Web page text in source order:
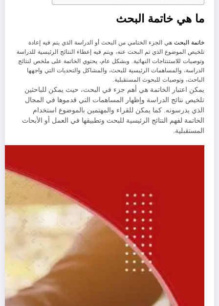
ما هي خاتمة البحث
خاتمة البحث هي الجزء الختامي من البحث أو الدراسة الذي يتم فيه إعادة
تلخيص الموضوع الذي تم البحث عنه، ويتم فيه إعطاء النتائج الرئيسية للدراسة
وتوصيات للاستنتاجات النهائية. وبشكل عام، يحتوي الخاتمة على ملخص لنتائج
الدراسة، والمساهمات الرئيسية للبحث، والمشاكل والتحديات التي واجهها
الباحث، وتوصيات للبحوث المستقبلية.
يمكن اعتبار الخاتمة هي أهم جزء في البحث، حيث يمكن للباحثين
تلخيص نتائج الدراسة وإظهار المساهمات التي قدموها في المجال
الذي يدرسونه. كما يمكن للقراء والمهتمين بالموضوع استخدام
الخاتمة لفهم النتائج الرئيسية للبحث وتطبيقها في العمل أو الأبحاث
المستقبلية.